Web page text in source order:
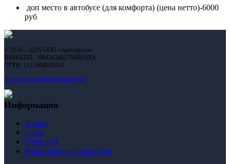
доп место в автобусе (для комфорта) (цена нетто)-6000
руб
© 2010—2026 ООО «Автокруиз».
ИНН/КПП: 5904242482/594801001
ОГРН: 1115904001014
Политика конфиденциальности
Информация
Акции
О нас
Туристам
Информация по выездам